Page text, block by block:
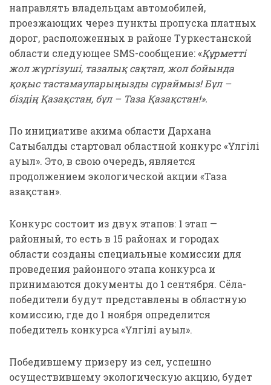
направлять владельцам автомобилей,
проезжающих через пункты пропуска платных
дорог, расположенных в районе Туркестанской
области следующее SMS-сообщение: «Құрметті
жол жүргізуші, тазалық сақтап, жол бойында
қоқыс тастамауларыңызды сұраймыз! Бұл –
біздің Қазақстан, бұл – Таза Қазақстан!».
По инициативе акима области Дархана
Сатыбалды стартовал областной конкурс «Үлгілі
ауыл». Это, в свою очередь, является
продолжением экологической акции «Таза
Қазақстан».
Конкурс состоит из двух этапов: 1 этап —
районный, то есть в 15 районах и городах
области созданы специальные комиссии для
проведения районного этапа конкурса и
принимаются документы до 1 сентября. Сёла-
победители будут представлены в областную
комиссию, где до 1 ноября определится
победитель конкурса «Үлгілі ауыл».
Победившему призеру из сел, успешно
осуществившему экологическую акцию, будет